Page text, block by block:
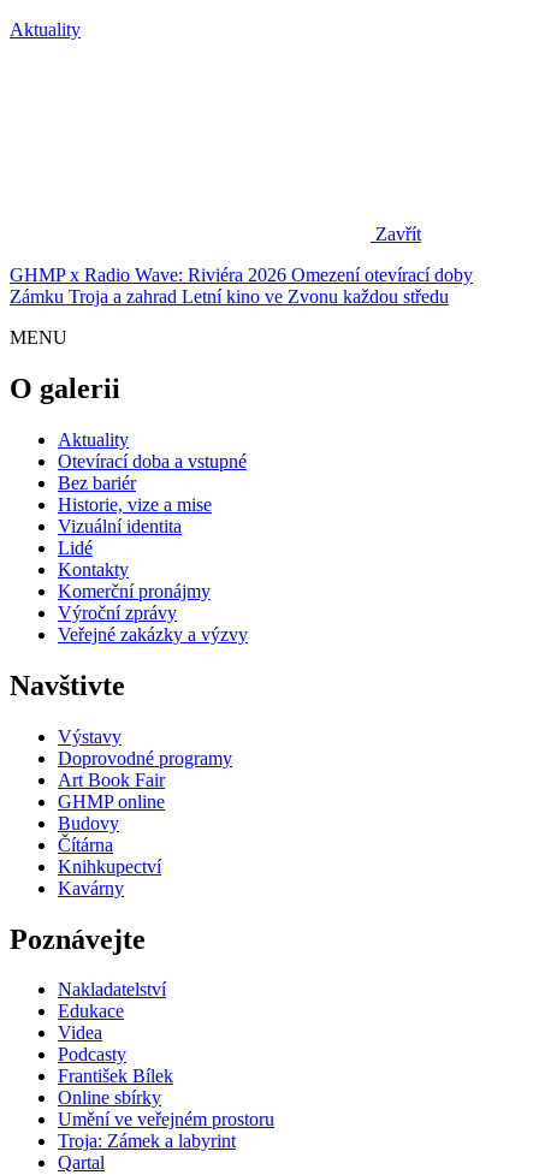
Aktuality
Zavřít
GHMP x Radio Wave: Riviéra 2026 Omezení otevírací doby
Zámku Troja a zahrad Letní kino ve Zvonu každou středu
MENU
O galerii
Aktuality
Otevírací doba a vstupné
Bez bariér
Historie, vize a mise
Vizuální identita
Lidé
Kontakty
Komerční pronájmy
Výroční zprávy
Veřejné zakázky a výzvy
Navštivte
Výstavy
Doprovodné programy
Art Book Fair
GHMP online
Budovy
Čítárna
Knihkupectví
Kavárny
Poznávejte
Nakladatelství
Edukace
Videa
Podcasty
František Bílek
Online sbírky
Umění ve veřejném prostoru
Troja: Zámek a labyrint
Qartal